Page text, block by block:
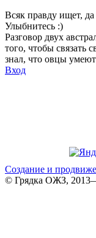
Всяк правду ищет, да
Улыбнитесь :)
Разговор двух
того, чтобы
знал, что овцы умеют
Вход
Создание и
© Грядка ОЖЗ,